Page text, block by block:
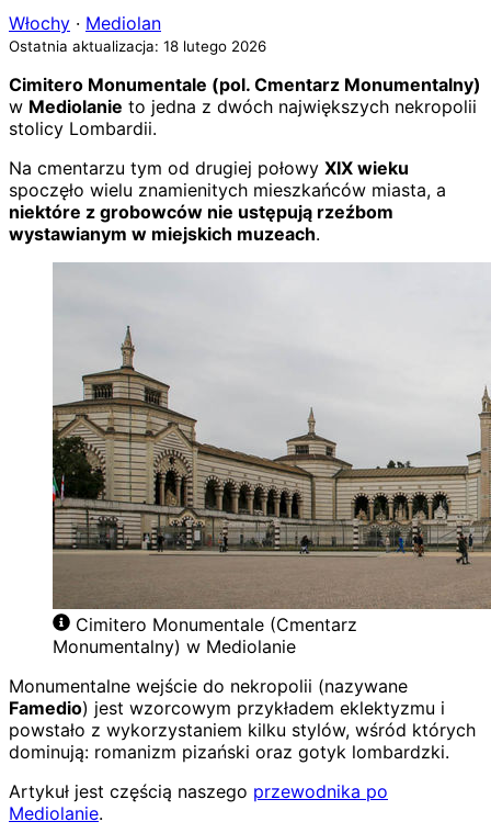
Włochy · Mediolan
Ostatnia aktualizacja: 18 lutego 2026
Cimitero Monumentale (pol. Cmentarz Monumentalny)
w Mediolanie to jedna z dwóch największych nekropolii
stolicy Lombardii.
Na cmentarzu tym od drugiej połowy XIX wieku
spoczęło wielu znamienitych mieszkańców miasta, a
niektóre z grobowców nie ustępują rzeźbom
wystawianym w miejskich muzeach.
Cimitero Monumentale (Cmentarz
Monumentalny) w Mediolanie
Monumentalne wejście do nekropolii (nazywane
Famedio) jest wzorcowym przykładem eklektyzmu i
powstało z wykorzystaniem kilku stylów, wśród których
dominują: romanizm pizański oraz gotyk lombardzki.
Artykuł jest częścią naszego przewodnika po
Mediolanie.